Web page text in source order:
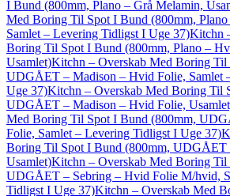
I Bund (800mm, Plano – Grå Melamin,
Med Boring Til Spot I Bund (800mm,
Samlet – Levering Tidligst I Uge 37)Kitchn
Boring Til Spot I Bund (800mm, Plano –
Usamlet)Kitchn – Overskab Med Boring Til
UDGÅET – Madison – Hvid Folie, Samlet
Uge 37)Kitchn – Overskab Med Boring Til
UDGÅET – Madison – Hvid Folie,
Med Boring Til Spot I Bund (800mm,
Folie, Samlet – Levering Tidligst I Uge 37)
Boring Til Spot I Bund (800mm, UDGÅET
Usamlet)Kitchn – Overskab Med Boring Til
UDGÅET – Sebring – Hvid Folie M/hvid,
Tidligst I Uge 37)Kitchn – Overskab Med